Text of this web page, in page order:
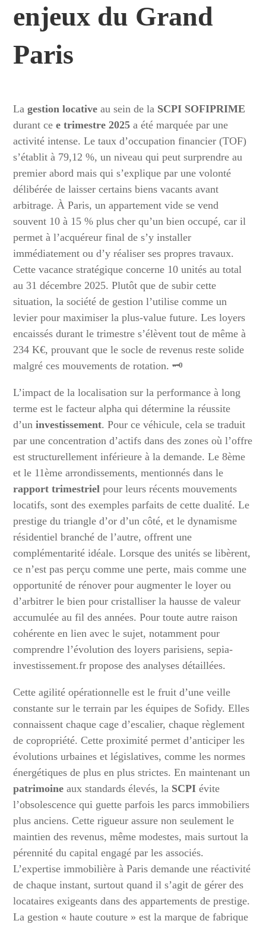
enjeux du Grand
Paris
Lagestion locative au sein de la SCPI SOFIPRIME
durant cee trimestre 2025 a été marquée par une
activité intense. Le taux d’occupation financier (TOF)
s’établit à 79,12 %, un niveau qui peut surprendre au
premier abord mais qui s’explique par une volonté
délibérée de laisser certains biens vacants avant
arbitrage. À Paris, un appartement vide se vend
souvent 10 à 15 % plus cher qu’un bien occupé, car il
permet à l’acquéreur final de s’y installer
immédiatement ou d’y réaliser ses propres travaux.
Cette vacance stratégique concerne 10 unités au total
au 31 décembre 2025. Plutôt que de subir cette
situation, la société de gestion l’utilise comme un
levier pour maximiser la plus-value future. Les loyers
encaissés durant le trimestre s’élèvent tout de même à
234 K€, prouvant que le socle de revenus reste solide
malgré ces mouvements de rotation. 🗝️
L’impact de la localisation sur la performance à long
terme est le facteur alpha qui détermine la réussite
d’uninvestissement. Pour ce véhicule, cela se traduit
par une concentration d’actifs dans des zones où l’offre
est structurellement inférieure à la demande. Le 8ème
et le 11ème arrondissements, mentionnés dans le
rapport trimestriel pour leurs récents mouvements
locatifs, sont des exemples parfaits de cette dualité. Le
prestige du triangle d’or d’un côté, et le dynamisme
résidentiel branché de l’autre, offrent une
complémentarité idéale. Lorsque des unités se libèrent,
ce n’est pas perçu comme une perte, mais comme une
opportunité de rénover pour augmenter le loyer ou
d’arbitrer le bien pour cristalliser la hausse de valeur
accumulée au fil des années. Pour toute autre raison
cohérente en lien avec le sujet, notamment pour
comprendre l’évolution des loyers parisiens, sepia-
investissement.fr propose des analyses détaillées.
Cette agilité opérationnelle est le fruit d’une veille
constante sur le terrain par les équipes de Sofidy. Elles
connaissent chaque cage d’escalier, chaque règlement
de copropriété. Cette proximité permet d’anticiper les
évolutions urbaines et législatives, comme les normes
énergétiques de plus en plus strictes. En maintenant un
patrimoine aux standards élevés, la SCPI évite
l’obsolescence qui guette parfois les parcs immobiliers
plus anciens. Cette rigueur assure non seulement le
maintien des revenus, même modestes, mais surtout la
pérennité du capital engagé par les associés.
L’expertise immobilière à Paris demande une réactivité
de chaque instant, surtout quand il s’agit de gérer des
locataires exigeants dans des appartements de prestige.
La gestion « haute couture » est la marque de fabrique